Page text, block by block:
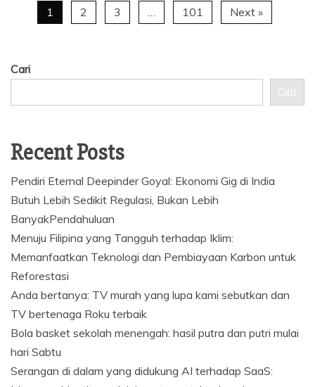
1 2 3 … 101 Next »
Cari
Cari
Recent Posts
Pendiri Eternal Deepinder Goyal: Ekonomi Gig di India
Butuh Lebih Sedikit Regulasi, Bukan Lebih
BanyakPendahuluan
Menuju Filipina yang Tangguh terhadap Iklim:
Memanfaatkan Teknologi dan Pembiayaan Karbon untuk
Reforestasi
Anda bertanya: TV murah yang lupa kami sebutkan dan
TV bertenaga Roku terbaik
Bola basket sekolah menengah: hasil putra dan putri mulai
hari Sabtu
Serangan di dalam yang didukung AI terhadap SaaS: